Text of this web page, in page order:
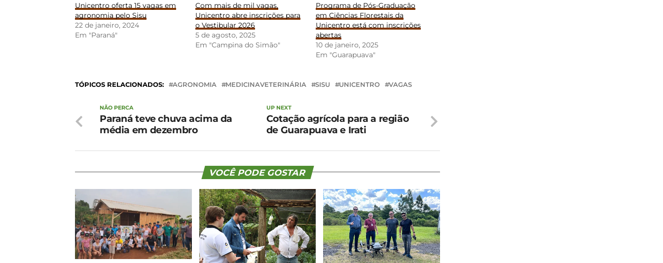
Unicentro oferta 15 vagas em
agronomia pelo Sisu
22 de janeiro, 2024
Em "Paraná"
Com mais de mil vagas,
Unicentro abre inscrições para
o Vestibular 2026
5 de agosto, 2025
Em "Campina do Simão"
Programa de Pós-Graduação
em Ciências Florestais da
Unicentro está com inscrições
abertas
10 de janeiro, 2025
Em "Guarapuava"
TÓPICOS RELACIONADOS: AGRONOMIA MEDICINAVETERINÁRIA SISU UNICENTRO VAGAS
UP NEXT
Cotação agrícola para a região
de Guarapuava e Irati
NÃO PERCA
Paraná teve chuva acima da
média em dezembro
VOCÊ PODE GOSTAR